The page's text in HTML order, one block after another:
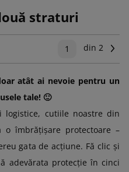
straturi
1 din 2
atât ai nevoie pentru un
tale! 🙂
cutiile noastre din
îmbrățișare protectoare –
gata de acțiune. Fă clic și
adevărata protecție în cinci